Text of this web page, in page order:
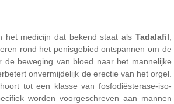
het medicijn dat bekend staat als Tadalafil,
rond het penisgebied ontspannen om de
de beweging van bloed naar het mannelijke
onvermijdelijk de erectie van het orgel.
tot een klasse van fosfodiësterase-iso-
worden voorgeschreven aan mannen